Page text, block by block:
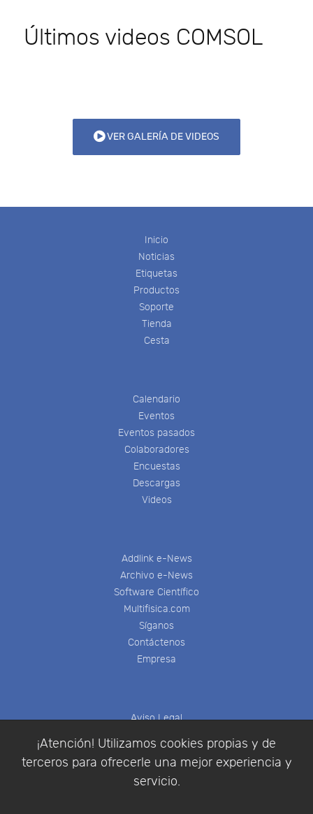
¡Atención! Utilizamos cookies propias y de
terceros para ofrecerle una mejor experiencia y
servicio.
Últimos videos COMSOL
VER GALERÍA DE VIDEOS
Inicio
Noticias
Etiquetas
Productos
Soporte
Tienda
Cesta
Calendario
Eventos
Eventos pasados
Colaboradores
Encuestas
Descargas
Videos
Addlink e-News
Archivo e-News
Software Científico
Multifisica.com
Síganos
Contáctenos
Empresa
Aviso Legal
Política de Privacidad
Condiciones de compra
Identificarse